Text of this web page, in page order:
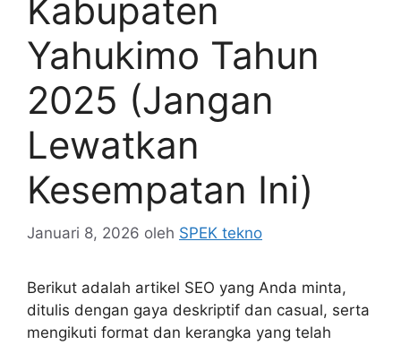
Kabupaten
Yahukimo Tahun
2025 (Jangan
Lewatkan
Kesempatan Ini)
Januari 8, 2026 oleh SPEK tekno
Berikut adalah artikel SEO yang Anda minta,
ditulis dengan gaya deskriptif dan casual, serta
mengikuti format dan kerangka yang telah